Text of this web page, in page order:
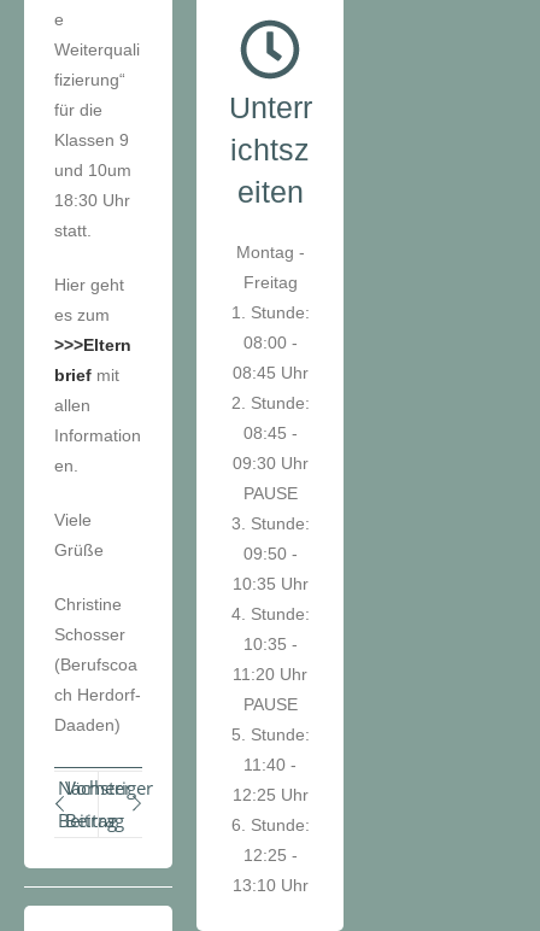
Unterr
ichtsz
eiten
Montag -
Freitag
1. Stunde:
08:00 -
08:45 Uhr
2. Stunde:
08:45 -
09:30 Uhr
PAUSE
3. Stunde:
09:50 -
10:35 Uhr
4. Stunde:
10:35 -
11:20 Uhr
PAUSE
5. Stunde:
11:40 -
12:25 Uhr
6. Stunde:
12:25 -
13:10 Uhr
e
Weiterquali
fizierung“
für die
Klassen 9
und 10um
18:30 Uhr
statt.
Hier geht
es zum
>>>Eltern
brief mit
allen
Information
en.
Viele
Grüße
Christine
Schosser
(Berufscoa
ch Herdorf-
Daaden)
Vorheriger
Beitrag
Nächster
Beitrag